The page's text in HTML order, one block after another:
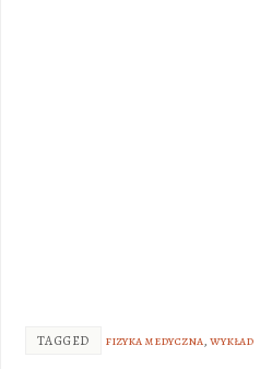
TAGGED fizyka medyczna,wykład